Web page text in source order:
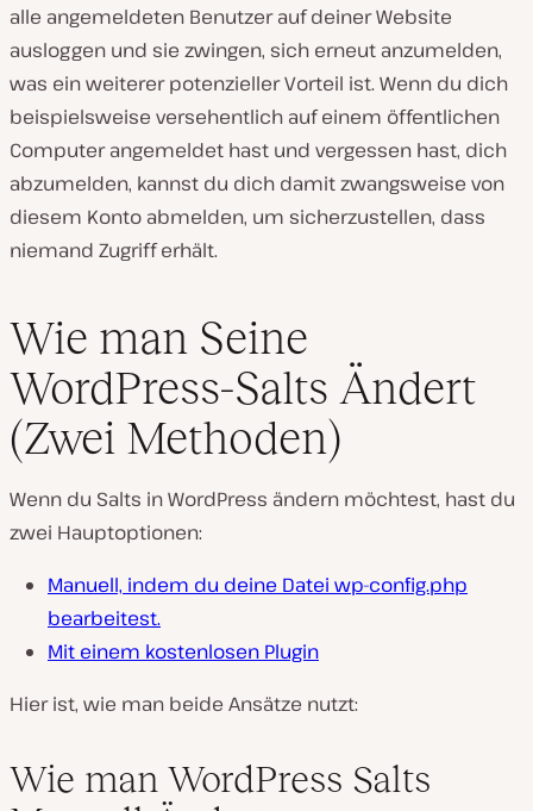
alle angemeldeten Benutzer auf deiner Website
ausloggen und sie zwingen, sich erneut anzumelden,
was ein weiterer potenzieller Vorteil ist. Wenn du dich
beispielsweise versehentlich auf einem öffentlichen
Computer angemeldet hast und vergessen hast, dich
abzumelden, kannst du dich damit zwangsweise von
diesem Konto abmelden, um sicherzustellen, dass
niemand Zugriff erhält.
Wie man Seine
WordPress-Salts Ändert
(Zwei Methoden)
Wenn du Salts in WordPress ändern möchtest, hast du
zwei Hauptoptionen:
Manuell, indem du deine Datei wp-config.php
bearbeitest.
Mit einem kostenlosen Plugin
Hier ist, wie man beide Ansätze nutzt:
Wie man WordPress Salts